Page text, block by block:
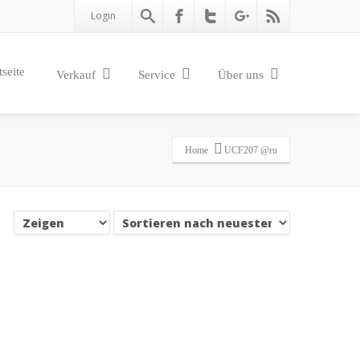
Login
Verkauf Service Über uns
Home UCF207 @ru